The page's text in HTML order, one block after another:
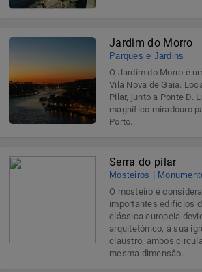
Jardim do Morro
Parques e Jardins
O Jardim do Morro é
Vila Nova de Gaia.
Pilar, junto a Ponte D.
magnífico miradouro
Porto.
Serra do pilar
Mosteiros |
O mosteiro é
importantes edifícios
clássica europeia
arquitetónico, á sua
claustro, ambos
mesma dimensão.